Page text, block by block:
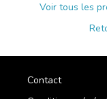
Voir tous les
Contact